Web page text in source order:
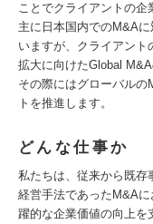
ことでクライアントの企
主に日本国内でのM&A
いますが、クライアン
拡大に向けたGlobal M&A
その際にはグローバルの
トを推進します。
どんな仕事か
私たちは、従来から既存
経営手法であったM&A
躍的な企業価値の向上を